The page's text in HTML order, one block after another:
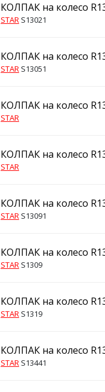
КОЛПАК на колесо
STAR S13021
КОЛПАК на колесо
STAR S13051
КОЛПАК на колесо
STAR
КОЛПАК на колесо
STAR
КОЛПАК на колесо
STAR S13091
КОЛПАК на колесо
STAR S1309
КОЛПАК на колесо
STAR S1319
КОЛПАК на колесо
STAR S13441